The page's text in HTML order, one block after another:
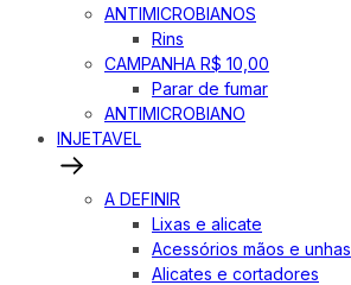
ANTIMICROBIANOS
Rins
CAMPANHA R$ 10,00
Parar de fumar
ANTIMICROBIANO
INJETAVEL
A DEFINIR
Lixas e alicate
Acessórios mãos e unhas
Alicates e cortadores